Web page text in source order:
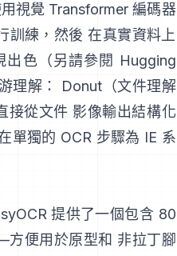
視覺 Transformer 編碼器
訓練，然後 在真實資料上
出色（另請參閱 Hugging
理解：
Donut（文件理解
接從文件 影像輸出結構化
單獨的 OCR 步驟為 IE 系
提供了一個包含 80
方便用於原型和 非拉丁腳